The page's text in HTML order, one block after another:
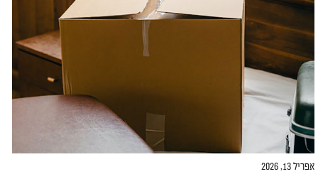
אפריל 13, 2026